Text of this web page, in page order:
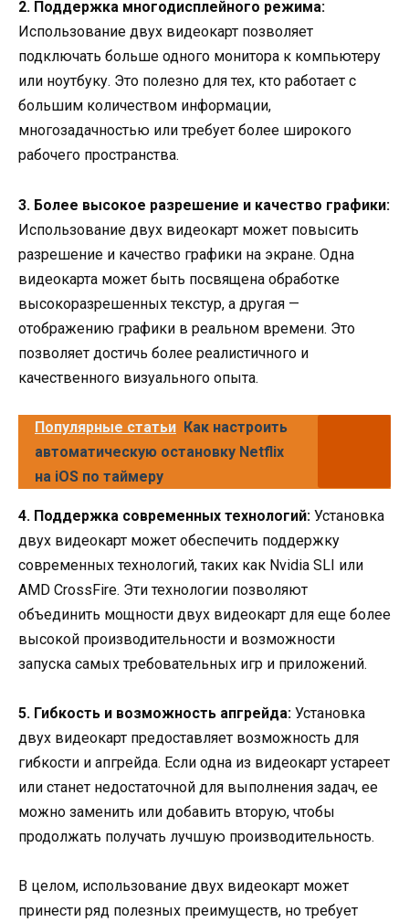
2. Поддержка многодисплейного режима:
Использование двух видеокарт позволяет
подключать больше одного монитора к компьютеру
или ноутбуку. Это полезно для тех, кто работает с
большим количеством информации,
многозадачностью или требует более широкого
рабочего пространства.
3. Более высокое разрешение и качество графики:
Использование двух видеокарт может повысить
разрешение и качество графики на экране. Одна
видеокарта может быть посвящена обработке
высокоразрешенных текстур, а другая —
отображению графики в реальном времени. Это
позволяет достичь более реалистичного и
качественного визуального опыта.
Популярные статьи Как настроить
автоматическую остановку Netflix
на iOS по таймеру
4. Поддержка современных технологий: Установка
двух видеокарт может обеспечить поддержку
современных технологий, таких как Nvidia SLI или
AMD CrossFire. Эти технологии позволяют
объединить мощности двух видеокарт для еще более
высокой производительности и возможности
запуска самых требовательных игр и приложений.
5. Гибкость и возможность апгрейда: Установка
двух видеокарт предоставляет возможность для
гибкости и апгрейда. Если одна из видеокарт устареет
или станет недостаточной для выполнения задач, ее
можно заменить или добавить вторую, чтобы
продолжать получать лучшую производительность.
В целом, использование двух видеокарт может
принести ряд полезных преимуществ, но требует